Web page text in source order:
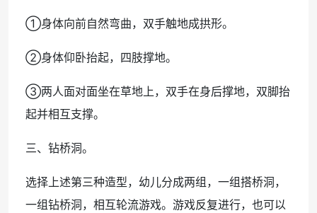
①身体向前自然弯曲，双手触地成拱形。
②身体仰卧抬起，四肢撑地。
③两人面对面坐在草地上，双手在身后撑地，双脚抬
起并相互支撑。
三、钻桥洞。
选择上述第三种造型，幼儿分成两组，一组搭桥洞，
一组钻桥洞，相互轮流游戏。游戏反复进行，也可以